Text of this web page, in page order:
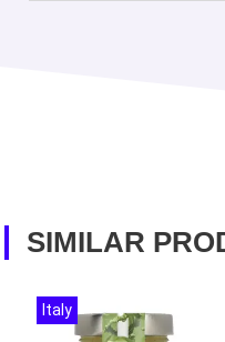
SIMILAR
Italy